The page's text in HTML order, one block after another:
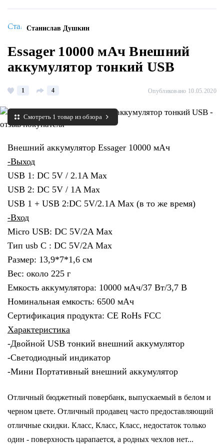
Станислав Душкин
Essager 10000 мАч Внешний
аккумулятор тонкий USB
1 4 Опубликовано 10.05.2020
Смотреть 1 товар из обзора
Внешний аккумулятор Essager 10000 мАч
-Выход
USB 1: DC 5V / 2.1A Max
USB 2: DC 5V / 1A Max
USB 1 + USB 2:DC 5V/2.1A Max (в то же время)
-Вход
Micro USB: DC 5V/2A Max
Тип usb C : DC 5V/2A Max
Размер: 13,9*7*1,6 см
Вес: около 225 г
Емкость аккумулятора: 10000 мАч/37 Вт/3,7 В
Номинальная емкость: 6500 мАч
Сертификация продукта: CE RoHs FCC
Характеристика
-Двойной USB тонкий внешний аккумулятор
-Светодиодный индикатор
-Мини Портативный внешний аккумулятор
Отличный бюджетный повербанк, выпускаемый в белом и
черном цвете. Отличный продавец часто предоставляющий
отличные скидки. Класс, Класс, Класс, недостаток только
один - поверхность царапается, а родных чехлов нет...